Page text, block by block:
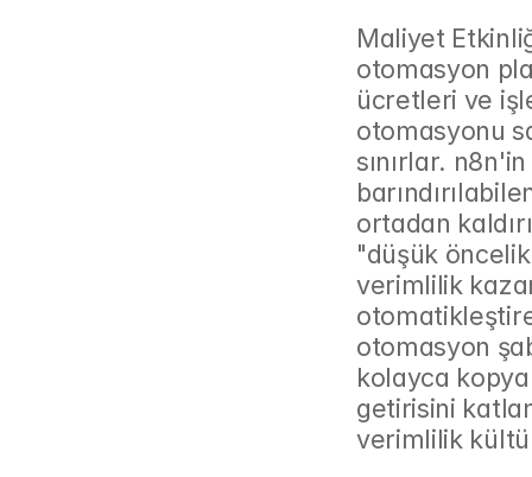
Maliyet
otomasyon
ücretleri ve
otomasyonu
sınırlar.
ortadan
"düşük
verimlilik
otomasyon
kolayca
getirisini
verimlilik